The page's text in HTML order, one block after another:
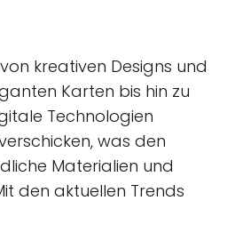
kreativen Designs und
Karten bis hin zu
Technologien
was den
Materialien und
den aktuellen Trends